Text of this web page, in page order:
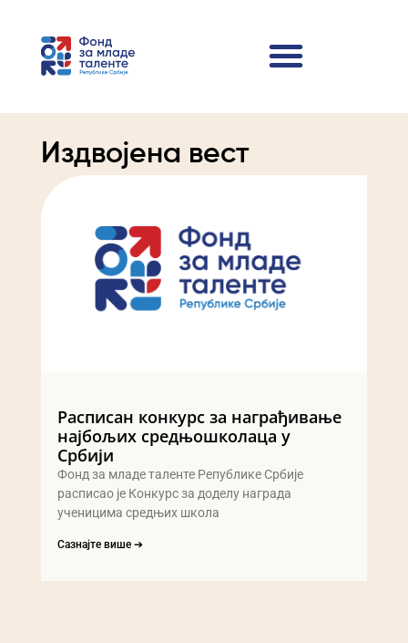
Издвојена вест
Расписан конкурс за награђивање
најбољих средњошколаца у
Србији
Фонд за младе таленте Републике Србије
расписао је Конкурс за доделу награда
ученицима средњих школа
Сазнајте више ➔